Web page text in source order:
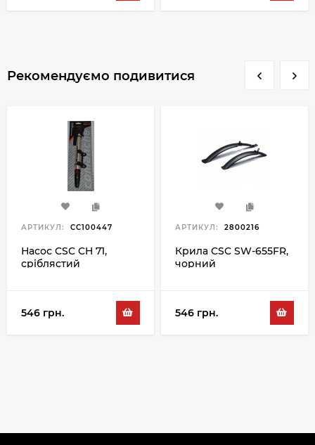
Рекомендуємо подивитися
АРТИКУЛ: CC100447
Насос CSC CH 71,
сріблястий
546 грн.
АРТИКУЛ: 2800216
Крила CSC SW-655FR,
чорний
546 грн.